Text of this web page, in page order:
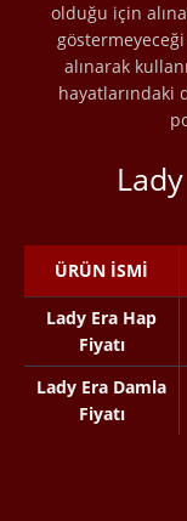
olduğu için
alınarak
hayatlarındaki
ÜRÜN İSMI
Lady Era Hap
Fiyatı
Lady Era Damla
Fiyatı